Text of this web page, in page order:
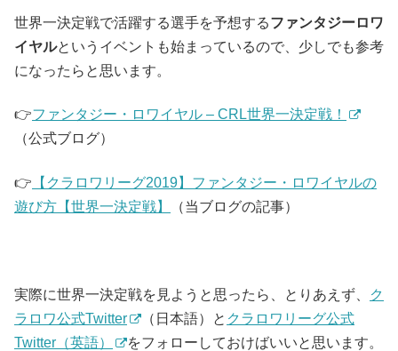
世界一決定戦で活躍する選手を予想するファンタジーロワ
イヤルというイベントも始まっているので、少しでも参考
になったらと思います。
👉ファンタジー・ロワイヤル – CRL世界一決定戦！
（公式ブログ）
👉 【クラロワリーグ2019】ファンタジー・ロワイヤルの
遊び方【世界一決定戦】
（当ブログの記事）
実際に世界一決定戦を見ようと思ったら、とりあえず、
ク
ラロワ公式Twitter
（日本語）と クラロワリーグ公式
Twitter（英語）
をフォローしておけばいいと思います。